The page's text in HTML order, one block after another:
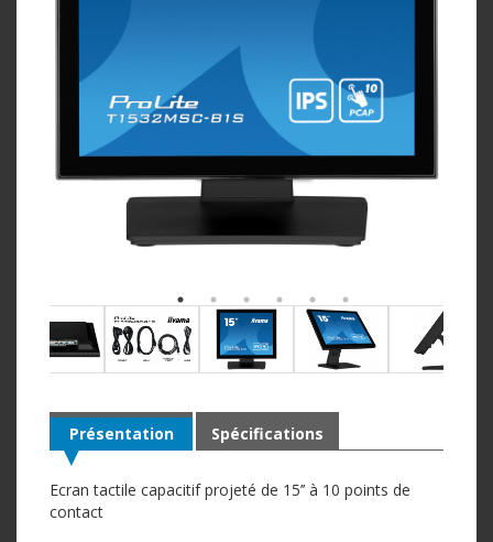
Présentation
Ecran tactile capacitif projeté de 15’’ à 10 points de
contact
Spécifications